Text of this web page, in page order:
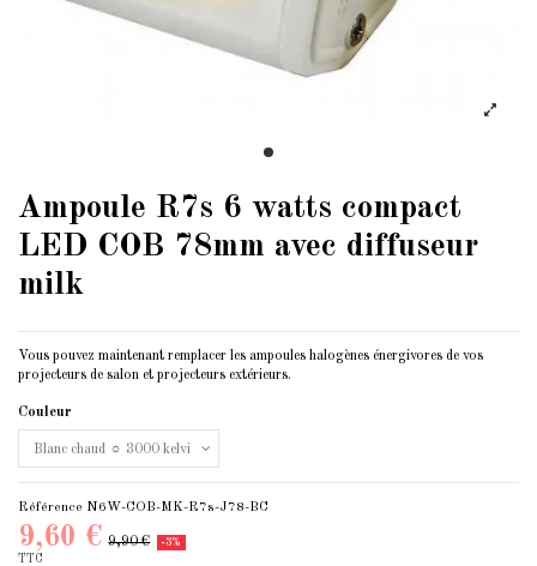
Ampoule R7s 6 watts compact
LED COB 78mm avec diffuseur
milk
Vous pouvez maintenant remplacer les ampoules halogènes énergivores de vos
projecteurs de salon et projecteurs extérieurs.
Couleur
Référence N6W-COB-MK-R7s-J78-BC
9,60 € 9,90 €
-3%
TTC